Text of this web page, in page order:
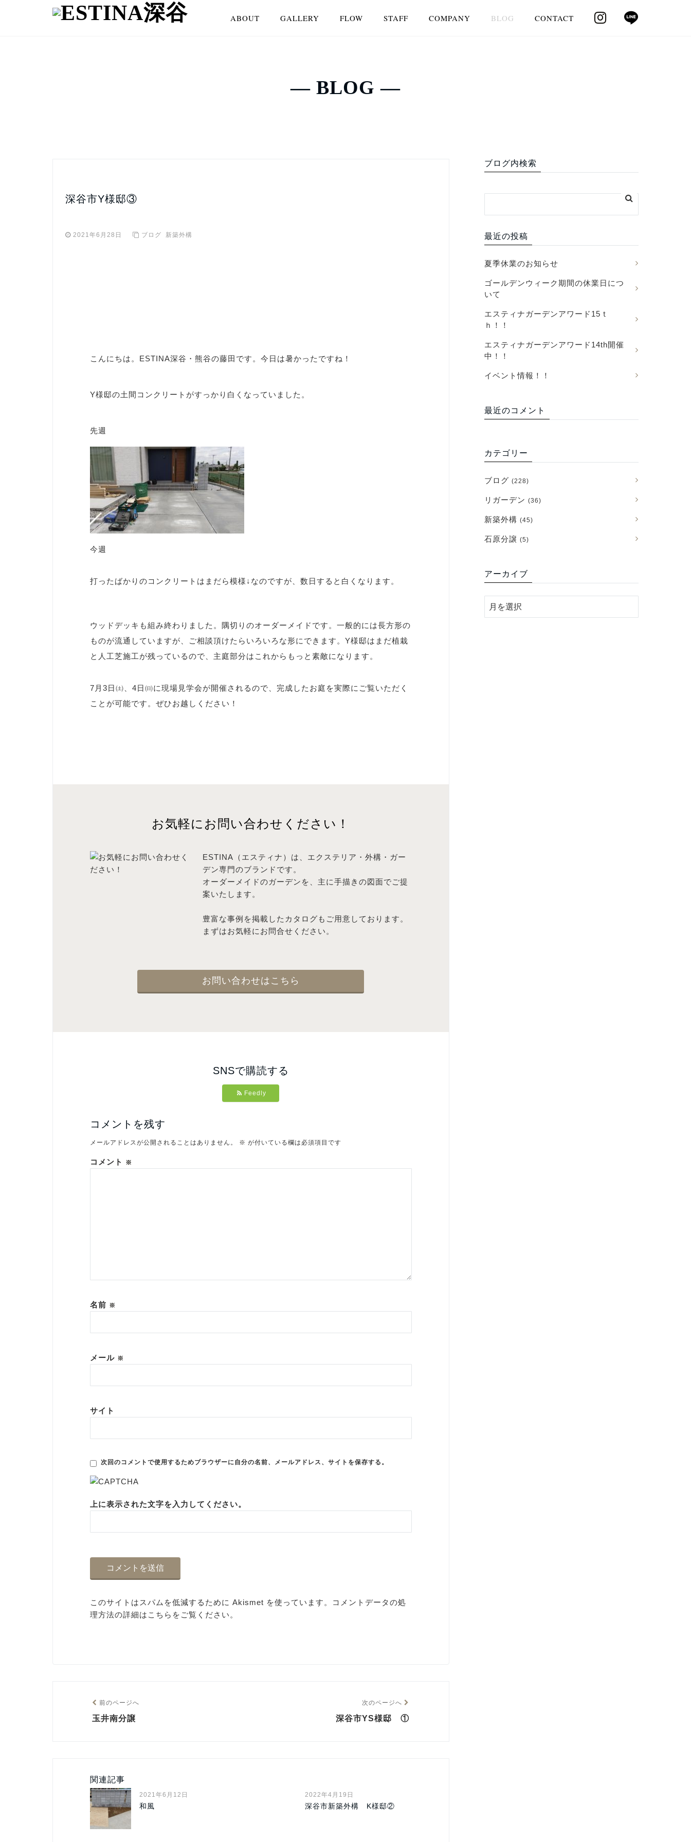
ABOUT GALLERY FLOW STAFF COMPANY BLOG CONTACT
― BLOG ―
深谷市Y様邸③
2021年6月28日 ブログ 新築外構
こんにちは。ESTINA深谷・熊谷の藤田です。今日は暑かったですね！
Y様邸の土間コンクリートがすっかり白くなっていました。
先週
今週
打ったばかりのコンクリートはまだら模様↓なのですが、数日すると白くなります。
ウッドデッキも組み終わりました。隅切りのオーダーメイドです。一般的には長方形の
ものが流通していますが、ご相談頂けたらいろいろな形にできます。Y様邸はまだ植栽
と人工芝施工が残っているので、主庭部分はこれからもっと素敵になります。
7月3日㈯、4日㈰に現場見学会が開催されるので、完成したお庭を実際にご覧いただく
ことが可能です。ぜひお越しください！
お気軽にお問い合わせください！
ESTINA（エスティナ）は、エクステリア・外構・ガー
デン専門のブランドです。
オーダーメイドのガーデンを、主に手描きの図面でご提
案いたします。
豊富な事例を掲載したカタログもご用意しております。
まずはお気軽にお問合せください。
お問い合わせはこちら
SNSで購読する
Feedly
コメントを残す
メールアドレスが公開されることはありません。 ※ が付いている欄は必須項目です
コメント ※
名前 ※
メール ※
サイト
次回のコメントで使用するためブラウザーに自分の名前、メールアドレス、サイトを保存する。
上に表示された文字を入力してください。
このサイトはスパムを低減するために Akismet を使っています。
コメントデータの処
理方法の詳細はこちらをご覧ください 。
前のページへ
玉井南分譲
次のページへ
深谷市YS様邸 ①
関連記事
2021年6月12日
和風
2022年4月19日
深谷市新築外構 K様邸②
ブログ内検索
最近の投稿
夏季休業のお知らせ
ゴールデンウィーク期間の休業日につ
いて
エスティナガーデンアワード15ｔ
ｈ！！
エスティナガーデンアワード14th開催
中！！
イベント情報！！
最近のコメント
カテゴリー
ブログ (228)
リガーデン (36)
新築外構 (45)
石原分譲 (5)
アーカイブ